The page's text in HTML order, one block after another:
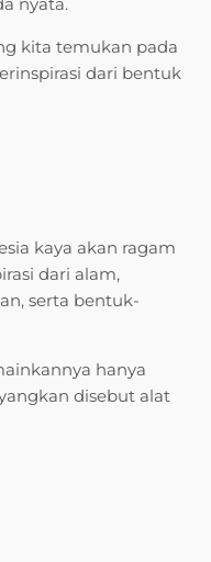
nyata.
kita temukan pada
dari bentuk
kaya akan ragam
dari alam,
serta bentuk-
hanya
disebut alat